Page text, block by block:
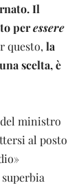
Il
per essere
questo, la
scelta, è
ministro
al posto
superbia